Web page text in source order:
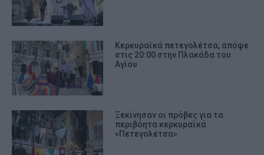
Κερκυραϊκά πετεγολέτσα, απόψε
στις 20:00 στην Πλακάδα του
Αγίου
Ξεκίνησαν οι πρόβες για τα
περιβόητα κερκυραϊκά
«Πετεγολέτσα»